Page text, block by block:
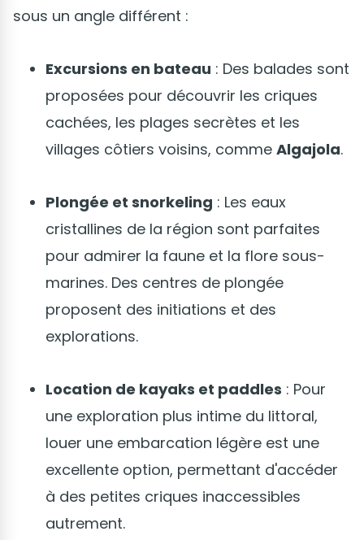
sous un angle différent :
Excursions en bateau : Des balades sont
proposées pour découvrir les criques
cachées, les plages secrètes et les
villages côtiers voisins, comme Algajola.
Plongée et snorkeling : Les eaux
cristallines de la région sont parfaites
pour admirer la faune et la flore sous-
marines. Des centres de plongée
proposent des initiations et des
explorations.
Location de kayaks et paddles : Pour
une exploration plus intime du littoral,
louer une embarcation légère est une
excellente option, permettant d'accéder
à des petites criques inaccessibles
autrement.